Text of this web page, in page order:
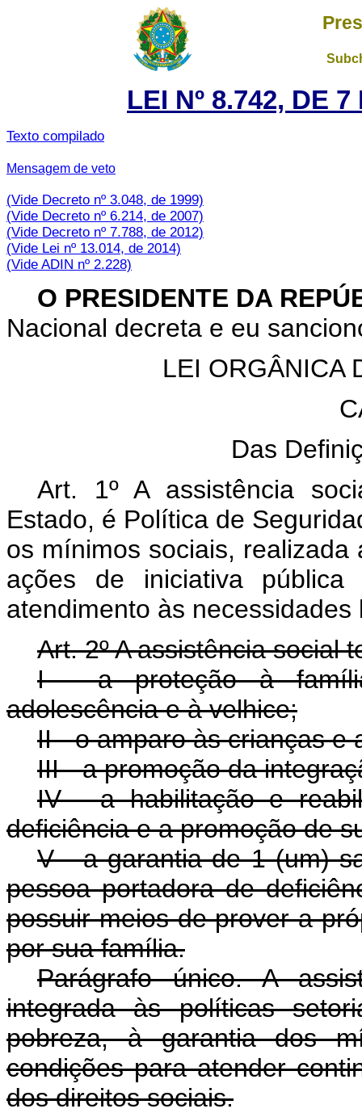
LEI Nº 8.742, DE
Texto compilado
Mensagem de veto
(Vide Decreto nº 3.048, de 1999)
(Vide Decreto nº 6.214, de 2007)
(Vide Decreto nº 7.788, de 2012)
(Vide Lei nº 13.014, de 2014)
(Vide ADIN nº 2.228)
O PRESIDENTE DA
Nacional decreta e eu
LEI ORGÂNICA
Das
Art. 1º A assistência
Estado, é Política de
os mínimos sociais,
ações de iniciativa
atendimento às necessidades
Art. 2º A assistência social
I - a proteção à
adolescência e à velhice;
II - o amparo às crianças e
III - a promoção da
IV - a habilitação e
deficiência e a promoção de
V - a garantia de 1 (um)
pessoa portadora de
possuir meios de prover a
por sua família.
Parágrafo único. A
integrada às políticas
pobreza, à garantia dos
condições para atender
dos direitos sociais.